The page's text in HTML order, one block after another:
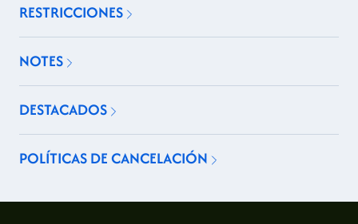
RESTRICCIONES
NOTES
DESTACADOS
POLÍTICAS DE CANCELACIÓN